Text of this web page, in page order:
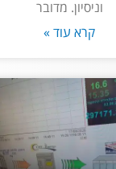
וניסיון. מדובר
קרא עוד »